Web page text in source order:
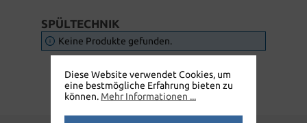
SPÜLTECHNIK
Keine Produkte gefunden.
Diese Website verwendet Cookies, um
eine bestmögliche Erfahrung bieten zu
können. Mehr Informationen ...